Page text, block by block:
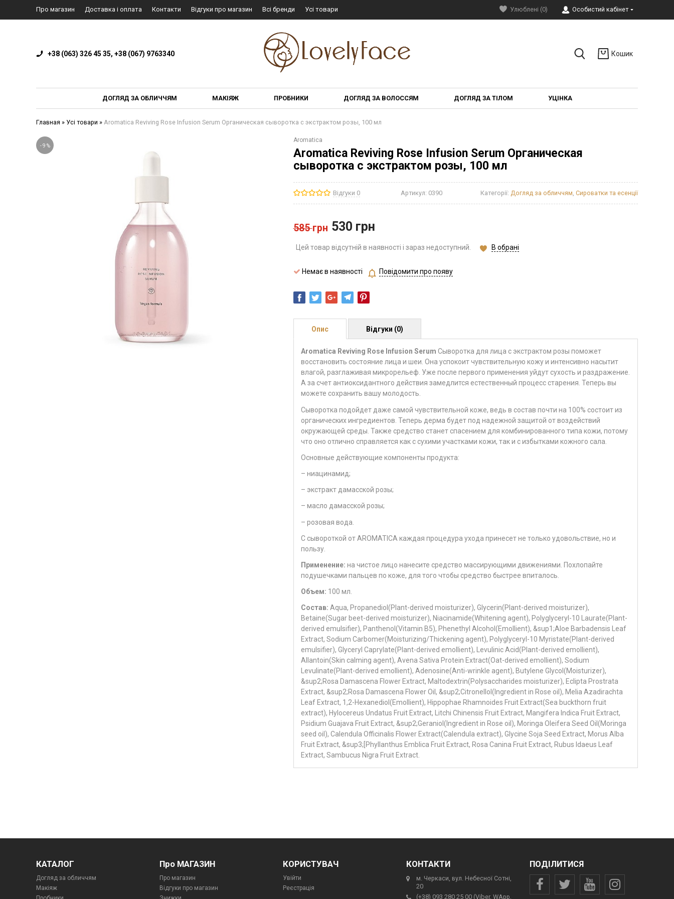
Про магазин Доставка і оплата Контакти Відгуки про магазин Всі бренди Усі товари Улюблені (0) Особистий кабінет
+38 (063) 326 45 35, +38 (067) 9763340 Кошик
ДОГЛЯД ЗА ОБЛИЧЧЯМ МАКІЯЖ ПРОБНИКИ ДОГЛЯД ЗА ВОЛОССЯМ ДОГЛЯД ЗА ТІЛОМ УЦІНКА
Главная » Усі товари » Aromatica Reviving Rose Infusion Serum Органическая сыворотка с экстрактом розы, 100 мл
-9 %
Aromatica
Aromatica Reviving Rose Infusion Serum Органическая
сыворотка с экстрактом розы, 100 мл
Відгуки 0 Артикул: 0390 Категорії: Догляд за обличчям Сироватки та есенції
585грн 530 грн
Цей товар відсутній в наявності і зараз недоступний. В обрані
Немає в наявності Повідомити про появу
Опис
Aromatica Reviving Rose Infusion Serum Сыворотка для лица с экстрактом розы поможет
восстановить состояние лица и шеи. Она успокоит чувствительную кожу и интенсивно насытит
влагой, разглаживая микрорельеф. Уже после первого применения уйдут сухость и раздражение.
А за счет антиоксидантного действия замедлится естественный процесс старения. Теперь вы
можете сохранить вашу молодость.
Сыворотка подойдет даже самой чувствительной коже, ведь в состав почти на 100% состоит из
органических ингредиентов. Теперь дерма будет под надежной защитой от воздействий
окружающей среды. Также средство станет спасением для комбинированного типа кожи, потому
что оно отлично справляется как с сухими участками кожи, так и с избытками кожного сала.
Основные действующие компоненты продукта:
– ниацинамид;
– экстракт дамасской розы;
– масло дамасской розы;
– розовая вода.
С сывороткой от AROMATICA каждая процедура ухода принесет не только удовольствие, но и
пользу.
Применение: на чистое лицо нанесите средство массирующими движениями. Похлопайте
подушечками пальцев по коже, для того чтобы средство быстрее впиталось.
Объем: 100 мл.
Состав: Aqua, Propanediol(Plant-derived moisturizer), Glycerin(Plant-derived moisturizer),
Betaine(Sugar beet-derived moisturizer), Niacinamide(Whitening agent), Polyglyceryl-10 Laurate(Plant-
derived emulsifier), Panthenol(Vitamin B5), Phenethyl Alcohol(Emollient), &sup1;Aloe Barbadensis Leaf
Extract, Sodium Carbomer(Moisturizing/Thickening agent), Polyglyceryl-10 Myristate(Plant-derived
emulsifier), Glyceryl Caprylate(Plant-derived emollient), Levulinic Acid(Plant-derived emollient),
Allantoin(Skin calming agent), Avena Sativa Protein Extract(Oat-derived emollient), Sodium
Levulinate(Plant-derived emollient), Adenosine(Anti-wrinkle agent), Butylene Glycol(Moisturizer),
&sup2;Rosa Damascena Flower Extract, Maltodextrin(Polysaccharides moisturizer), Eclipta Prostrata
Extract, &sup2;Rosa Damascena Flower Oil, &sup2;Citronellol(Ingredient in Rose oil), Melia Azadirachta
Leaf Extract, 1,2-Hexanediol(Emollient), Hippophae Rhamnoides Fruit Extract(Sea buckthorn fruit
extract), Hylocereus Undatus Fruit Extract, Litchi Chinensis Fruit Extract, Mangifera Indica Fruit Extract,
Psidium Guajava Fruit Extract, &sup2;Geraniol(Ingredient in Rose oil), Moringa Oleifera Seed Oil(Moringa
seed oil), Calendula Officinalis Flower Extract(Calendula extract), Glycine Soja Seed Extract, Morus Alba
Fruit Extract, &sup3;[Phyllanthus Emblica Fruit Extract, Rosa Canina Fruit Extract, Rubus Idaeus Leaf
Extract, Sambucus Nigra Fruit Extract.
Відгуки (0)
КАТАЛОГ
Догляд за обличчям
Макіяж
Про МАГАЗИН
Про магазин
Відгуки про магазин
КОРИСТУВАЧ
Увійти
Реєстрація
КОНТАКТИ
м. Черкаси, вул. Небесної Сотні,
20
(+38) 093 280 25 00 (Viber, WApp,
ПОДІЛИТИСЯ